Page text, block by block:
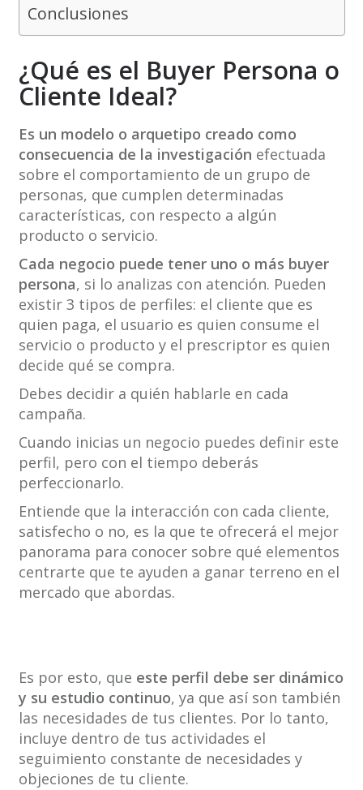
Conclusiones
¿Qué es el Buyer Persona o
Cliente Ideal?
Es un modelo o arquetipo creado como
consecuencia de la investigación efectuada
sobre el comportamiento de un grupo de
personas, que cumplen determinadas
características, con respecto a algún
producto o servicio.
Cada negocio puede tener uno o más buyer
persona, si lo analizas con atención. Pueden
existir 3 tipos de perfiles: el cliente que es
quien paga, el usuario es quien consume el
servicio o producto y el prescriptor es quien
decide qué se compra.
Debes decidir a quién hablarle en cada
campaña.
Cuando inicias un negocio puedes definir este
perfil, pero con el tiempo deberás
perfeccionarlo.
Entiende que la interacción con cada cliente,
satisfecho o no, es la que te ofrecerá el mejor
panorama para conocer sobre qué elementos
centrarte que te ayuden a ganar terreno en el
mercado que abordas.
Es por esto, que este perfil debe ser dinámico
y su estudio continuo, ya que así son también
las necesidades de tus clientes. Por lo tanto,
incluye dentro de tus actividades el
seguimiento constante de necesidades y
objeciones de tu cliente.